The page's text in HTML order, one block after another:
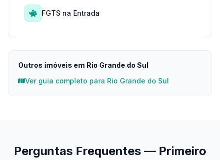
FGTS na Entrada
Outros imóveis em Rio Grande do Sul
Ver guia completo para Rio Grande do Sul
Perguntas Frequentes — Primeiro